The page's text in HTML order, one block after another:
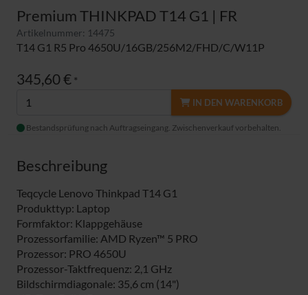
Premium THINKPAD T14 G1 | FR
Artikelnummer: 14475
T14 G1 R5 Pro 4650U/16GB/256M2/FHD/C/W11P
345,60 € *
IN DEN WARENKORB
Bestandsprüfung nach Auftragseingang. Zwischenverkauf vorbehalten.
Beschreibung
Teqcycle Lenovo Thinkpad T14 G1
Produkttyp: Laptop
Formfaktor: Klappgehäuse
Prozessorfamilie: AMD Ryzen™ 5 PRO
Prozessor: PRO 4650U
Prozessor-Taktfrequenz: 2,1 GHz
Bildschirmdiagonale: 35,6 cm (14")